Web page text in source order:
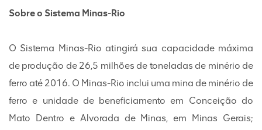
Sobre o Sistema Minas-Rio
O Sistema Minas-Rio atingirá sua capacidade máxima
de produção de 26,5 milhões de toneladas de minério de
ferro até 2016. O Minas-Rio inclui uma mina de minério de
ferro e unidade de beneficiamento em Conceição do
Mato Dentro e Alvorada de Minas, em Minas Gerais;